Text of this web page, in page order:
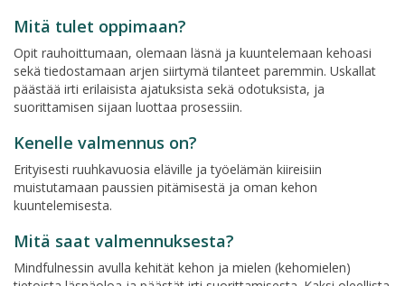
Mitä tulet oppimaan?
Opit rauhoittumaan, olemaan läsnä ja kuuntelemaan kehoasi
sekä tiedostamaan arjen siirtymä tilanteet paremmin. Uskallat
päästää irti erilaisista ajatuksista sekä odotuksista, ja
suorittamisen sijaan luottaa prosessiin.
Kenelle valmennus on?
Erityisesti ruuhkavuosia eläville ja työelämän kiireisiin
muistutamaan paussien pitämisestä ja oman kehon
kuuntelemisesta.
Mitä saat valmennuksesta?
Mindfulnessin avulla kehität kehon ja mielen (kehomielen)